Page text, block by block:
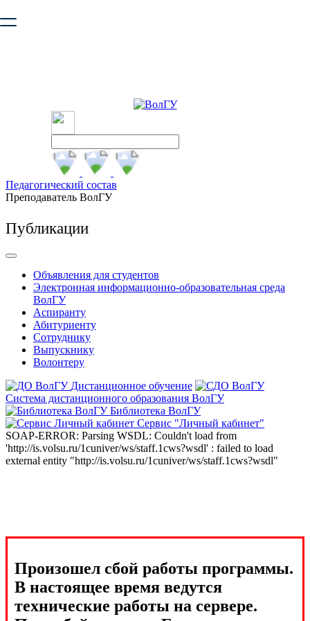
безопасную работу с сайтом. Пожалуйста
Педагогический состав
Преподаватель ВолГУ
Публикации
Объявления для студентов
Электронная информационно-образовательная среда
ВолГУ
Аспиранту
Абитуриенту
Сотруднику
Выпускнику
Волонтеру
Дистанционное обучение
Система дистанционного образования ВолГУ
Библиотека ВолГУ
Сервис "Личный кабинет"
SOAP-ERROR: Parsing WSDL: Couldn't load from
'http://is.volsu.ru/1cuniver/ws/staff.1cws?wsdl' : failed to load
external entity "http://is.volsu.ru/1cuniver/ws/staff.1cws?wsdl"
Произошел сбой работы программы.
В настоящее время ведутся
технические работы на сервере.